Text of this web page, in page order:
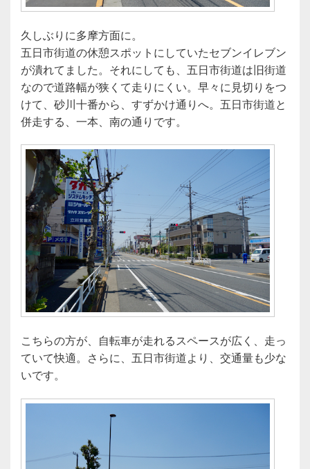
久しぶりに多摩方面に。
五日市街道の休憩スポットにしていたセブンイレブン
が潰れてました。それにしても、五日市街道は旧街道
なので道路幅が狭くて走りにくい。早々に見切りをつ
けて、砂川十番から、すずかけ通りへ。五日市街道と
併走する、一本、南の通りです。
こちらの方が、自転車が走れるスペースが広く、走っ
ていて快適。さらに、五日市街道より、交通量も少な
いです。